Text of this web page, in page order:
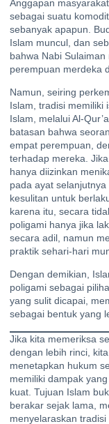
Anggapan
sebagai suatu
sebanyak apapun.
Islam muncul, dan
bahwa Nabi
perempuan merdeka
Namun, seiring
Islam, tradisi memiliki
Islam, melalui Al-
batasan bahwa
empat perempuan,
terhadap mereka.
hanya diizinkan
pada ayat
kesulitan untuk
karena itu, secara
poligami hanya jika
secara adil, namun
praktik sehari-hari
Dengan demikian,
poligami sebagai
yang sulit dicapai,
sebagai bentuk yang
Jika kita memeriksa
dengan lebih rinci,
menetapkan hukum
memiliki dampak
kuat. Tujuan Islam
berakar sejak lama,
menyelaraskan